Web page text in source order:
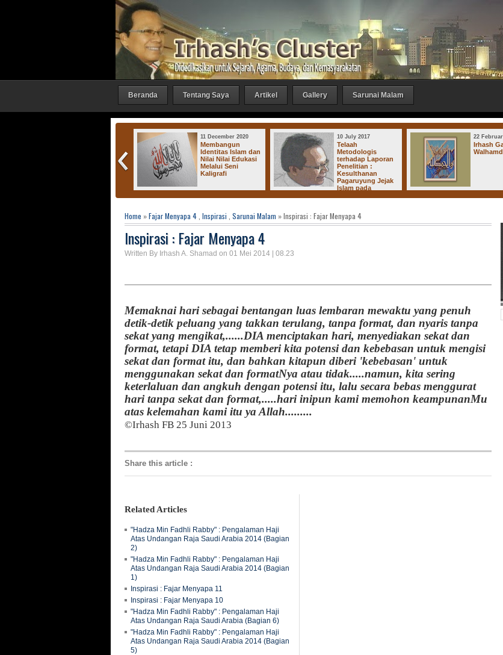
Beranda Tentang Saya Artikel Gallery Sarunai Malam
11 December 2020
Membangun
Identitas Islam dan
Nilai Nilai Edukasi
Melalui Seni
Kaligrafi
10 July 2017
Telaah
Metodologis
terhadap Laporan
Penelitian :
Kesulthanan
Pagaruyung Jejak
Islam pada
22 February
Irhash
Home »Fajar Menyapa 4 Inspirasi Sarunai Malam » Inspirasi : Fajar Menyapa 4
Inspirasi : Fajar Menyapa 4
Written By Irhash A. Shamad on 01 Mei 2014 | 08.23
Memaknai hari sebagai bentangan luas lembaran mewaktu yang penuh
detik-detik peluang yang takkan terulang, tanpa format, dan nyaris tanpa
sekat yang mengikat,......DIA menciptakan hari, menyediakan sekat dan
format, tetapi DIA tetap memberi kita potensi dan kebebasan untuk mengisi
sekat dan format itu, dan bahkan kitapun diberi 'kebebasan' untuk
menggunakan sekat dan formatNya atau tidak.....namun, kita sering
keterlaluan dan angkuh dengan potensi itu, lalu secara bebas menggurat
hari tanpa sekat dan format,.....hari inipun kami memohon keampunanMu
atas kelemahan kami itu ya Allah.........
©Irhash FB 25 Juni 2013
Share this article :
Related Articles
"Hadza Min Fadhli Rabby" : Pengalaman Haji
Atas Undangan Raja Saudi Arabia 2014 (Bagian
2)
"Hadza Min Fadhli Rabby" : Pengalaman Haji
Atas Undangan Raja Saudi Arabia 2014 (Bagian
1)
Inspirasi : Fajar Menyapa 11
Inspirasi : Fajar Menyapa 10
"Hadza Min Fadhli Rabby" : Pengalaman Haji
Atas Undangan Raja Saudi Arabia (Bagian 6)
"Hadza Min Fadhli Rabby" : Pengalaman Haji
Atas Undangan Raja Saudi Arabia 2014 (Bagian
5)